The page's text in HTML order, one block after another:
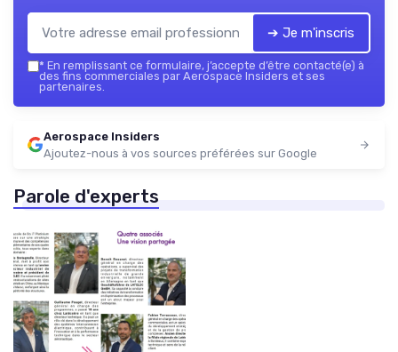
➔ Je m'inscris
* En remplissant ce formulaire, j’accepte d’être contacté(e) à
des fins commerciales par Aerospace Insiders et ses
partenaires.
Aerospace Insiders
Ajoutez-nous à vos sources préférées sur Google
Parole d'experts